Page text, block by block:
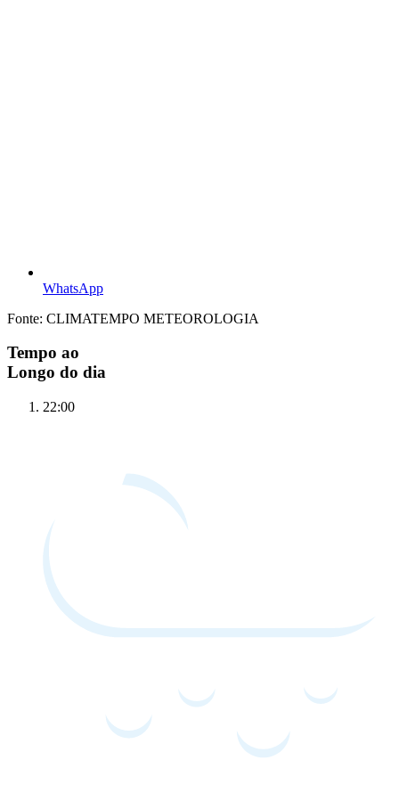
WhatsApp
Fonte: CLIMATEMPO METEOROLOGIA
Tempo ao
Longo do dia
22:00